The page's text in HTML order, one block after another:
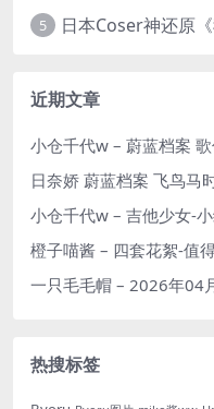
5 日本Coser神还原
近期文章
小仓千代w – 蔚蓝档案
日奈娇 蔚蓝档案 飞鸟马
小仓千代w – 吉他少女-
橙子喵酱 – 四套花絮-值
一只毛毛帽 – 2026年04
热搜标签